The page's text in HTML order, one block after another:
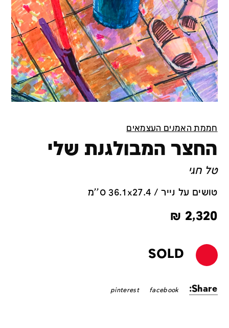
חממת האמנים העצמאים
החצר המבולגנת שלי
טל חגי
טושים על נייר / 36.1x27.4 ס''מ
2,320
₪
SOLD
Share:
facebook
pinterest